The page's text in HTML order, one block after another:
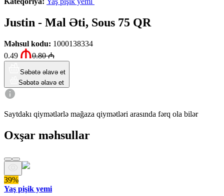
Justin - Mal Əti, Sous 75 QR
Məhsul kodu: 1000138334
0.49
0.80₼
Səbətə əlavə et
Səbətə əlavə et
Saytdakı qiymətlərlə mağaza qiymətləri arasında fərq ola bilər
Oxşar məhsullar
39%
Yaş pişik yemi